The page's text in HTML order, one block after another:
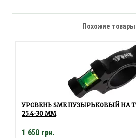
Похожие товары
УРОВЕНЬ SME ПУЗЫРЬКОВЫЙ НА
25.4-30 ММ
1 650 грн.